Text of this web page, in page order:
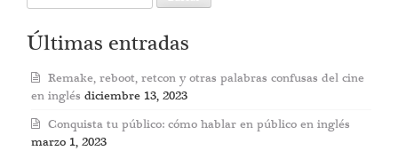
for:
Últimas entradas
Remake, reboot, retcon y otras palabras confusas del cine
en inglés diciembre 13, 2023
Conquista tu público: cómo hablar en público en inglés
marzo 1, 2023